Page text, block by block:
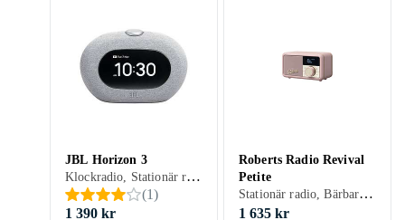
JBL Horizon 3
Klockradio, Stationär radio, Bärbar radio, FM, DAB, DAB+, Nätström, Klockradio med alarm, Backup-batteri, Display, Hörlursutgång, USB
(1)
1 390 kr
Roberts Radio Revival
Petite
Stationär radio, Bärbar radio, FM, DAB, DAB+, Batteri, Uppladdningsbart batteri, RDS-radio, Retro Radio, Hörlursutgång, USB
1 635 kr